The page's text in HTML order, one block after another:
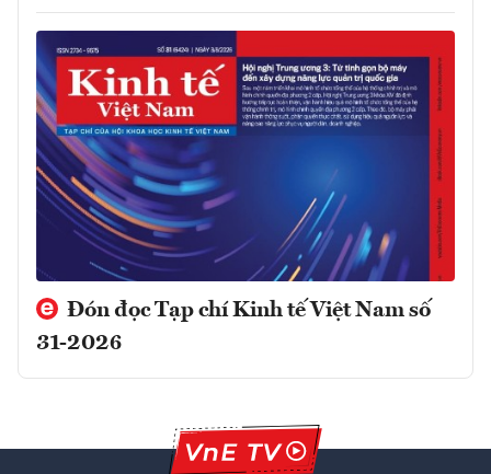
Đón đọc Tạp chí Kinh tế Việt Nam số
31-2026